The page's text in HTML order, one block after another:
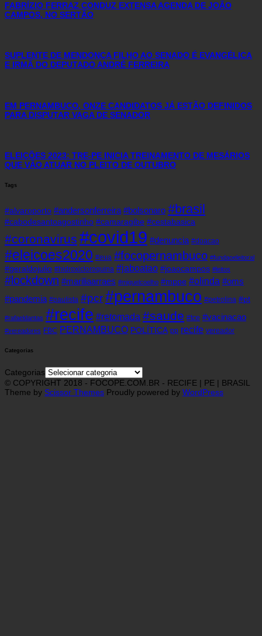
FABRÍZIO FERRAZ CONDUZ EXTENSA AGENDA DE JOÃO
CAMPOS, NO SERTÃO
SUPLENTE DE MENDONÇA FILHO AO SENADO É EVANGÉLICA
E IRMÃ DO DEPUTADO ANDRÉ FERREIRA
EM PERNAMBUCO, ONZE CANDIDATOS JÁ ESTÃO DEFINIDOS
PARA DISPUTAR VAGA DE SENADOR
ELEIÇÕES 2023: TRE-PE INICIA TREINAMENTO DE MESÁRIOS
QUE VÃO ATUAR NO PLEITO DE OUTUBRO
Tags
#alvaroporto #andersonferreira #bolsonaro #brasil
#cabodesantoagostinho #camaragibe #cestabasica
#coronavirus #covid19 #denuncia #doacao
#eleicoes2020 #eua #focopernambuco #fundaoeleitoral
#geraldojulio #hidroxicloroquina #jaboatao #joaocampos #leitos
#lockdown #mariliaarraes #miguelcoelho #mppe #olinda #oms
#pandemia #paulista #pcr#pernambuco #petrolina #pt
#rafaeldantas #recife #retomada #saude #tce #vacinacao
#vereadores FBC PERNAMBUCO POLÍTICA pp recife vereador
Categorias
Categorias
© COPYRIGHT 2018 - FOCOPE.COM.BR - RECIFE | PE | BRASIL
Theme by Scissor Themes Proudly powered by WordPress